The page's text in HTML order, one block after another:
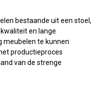
bestaande uit een stoel,
en lange
meubelen te kunnen
productieproces
van de strenge